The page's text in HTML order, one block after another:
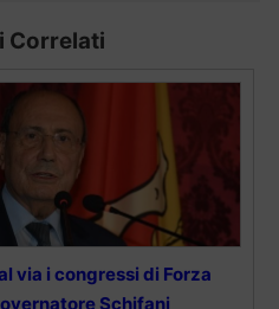
Correlati
via i congressi di Forza
Schifani